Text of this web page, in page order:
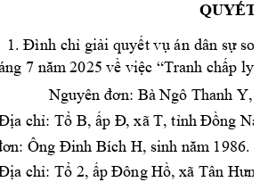
QUYẾT
1. Đình chỉ giải quyết vụ án dân sự sơ
7 năm 2025 về việc “Tranh chấp ly
Nguyên đơn: Bà Ngô Thanh Y,
chỉ: Tổ B, ấp Đ, xã T, tỉnh Đồng Nai
Ông Đinh Bích H, sinh năm 1986.
chỉ: Tổ 2, ấp Đông Hồ, xã Tân Hư